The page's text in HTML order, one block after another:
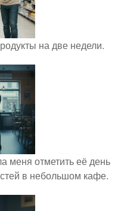
на две недели.
меня отметить её день
в небольшом кафе.